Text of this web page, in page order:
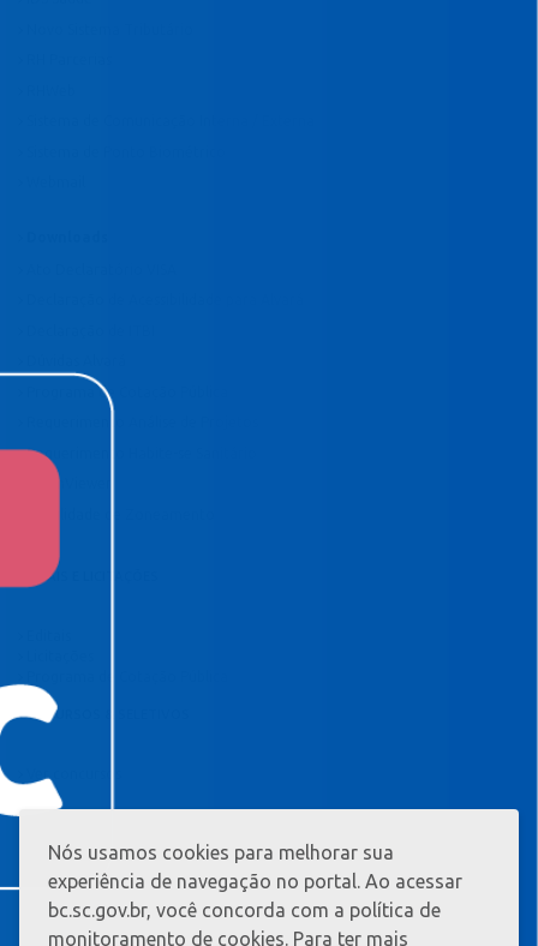
Programa de Cotação Pública
Requerimento Habite-se Sanitário
TeamViewer
EDITAIS E LICITAÇÕES
CONCURSOS & SELETIVOS
Nós usamos cookies para melhorar sua
experiência de navegação no portal. Ao acessar
bc.sc.gov.br, você concorda com a política de
monitoramento de cookies. Para ter mais